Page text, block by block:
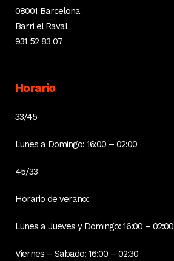
08001 Barcelona
Barri el Raval
931 52 83 07
Horario
33/45
Lunes a Domingo: 16:00 – 02:00
45/33
Horario de verano:
Lunes a Jueves y Domingo: 16:00 – 02:00
Viernes – Sabado: 16:00 – 02:30